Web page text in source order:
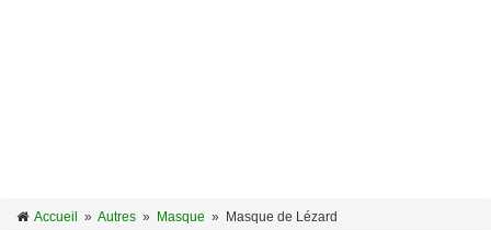
Accueil » Autres » Masque » Masque de Lézard